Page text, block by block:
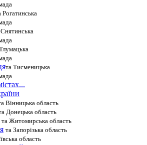
Рогатинська
та Тисменицька
Вінницька область
Донецька область
та Житомирська область
та Запорізька область
область